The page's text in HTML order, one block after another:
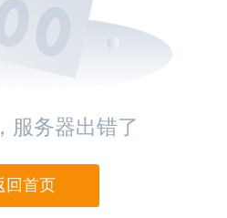
服务器出错了
回首页